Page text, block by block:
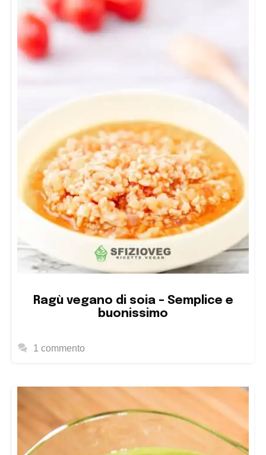
Ragù vegano di soia – Semplice e
buonissimo
1 commento